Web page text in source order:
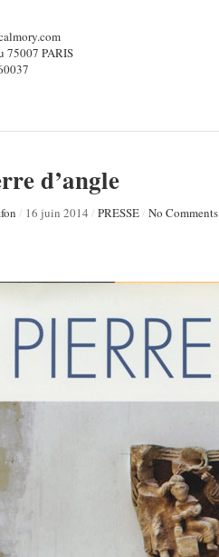
75007 PARIS
d’angle
/ 16 juin 2014 / PRESSE/ No Comments